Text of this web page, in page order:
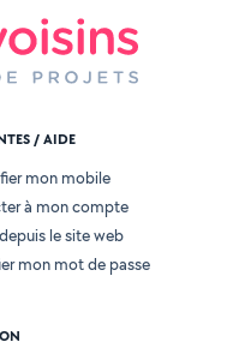
/ AIDE
mon mobile
à mon compte
le site web
mon mot de passe